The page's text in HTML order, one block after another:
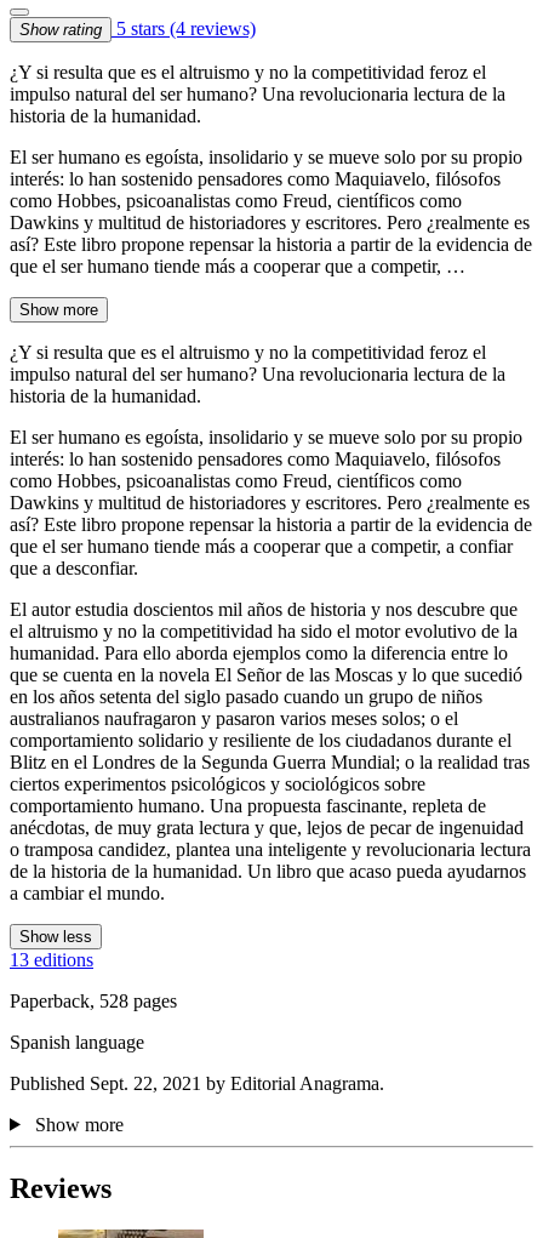
Show rating 5 stars (4 reviews)
¿Y si resulta que es el altruismo y no la competitividad feroz el
impulso natural del ser humano? Una revolucionaria lectura de la
historia de la humanidad.
El ser humano es egoísta, insolidario y se mueve solo por su propio
interés: lo han sostenido pensadores como Maquiavelo, filósofos
como Hobbes, psicoanalistas como Freud, científicos como
Dawkins y multitud de historiadores y escritores. Pero ¿realmente es
así? Este libro propone repensar la historia a partir de la evidencia de
que el ser humano tiende más a cooperar que a competir, …
Show more
¿Y si resulta que es el altruismo y no la competitividad feroz el
impulso natural del ser humano? Una revolucionaria lectura de la
historia de la humanidad.
El ser humano es egoísta, insolidario y se mueve solo por su propio
interés: lo han sostenido pensadores como Maquiavelo, filósofos
como Hobbes, psicoanalistas como Freud, científicos como
Dawkins y multitud de historiadores y escritores. Pero ¿realmente es
así? Este libro propone repensar la historia a partir de la evidencia de
que el ser humano tiende más a cooperar que a competir, a confiar
que a desconfiar.
El autor estudia doscientos mil años de historia y nos descubre que
el altruismo y no la competitividad ha sido el motor evolutivo de la
humanidad. Para ello aborda ejemplos como la diferencia entre lo
que se cuenta en la novela El Señor de las Moscas y lo que sucedió
en los años setenta del siglo pasado cuando un grupo de niños
australianos naufragaron y pasaron varios meses solos; o el
comportamiento solidario y resiliente de los ciudadanos durante el
Blitz en el Londres de la Segunda Guerra Mundial; o la realidad tras
ciertos experimentos psicológicos y sociológicos sobre
comportamiento humano. Una propuesta fascinante, repleta de
anécdotas, de muy grata lectura y que, lejos de pecar de ingenuidad
o tramposa candidez, plantea una inteligente y revolucionaria lectura
de la historia de la humanidad. Un libro que acaso pueda ayudarnos
a cambiar el mundo.
Show less
13 editions
Paperback, 528 pages
Spanish language
Published Sept. 22, 2021 by Editorial Anagrama.
Show more
Reviews